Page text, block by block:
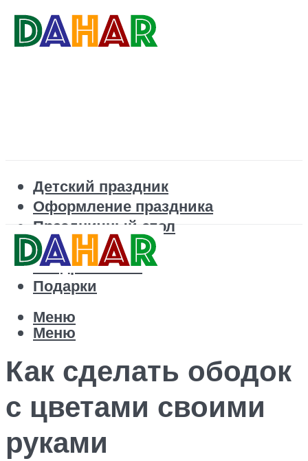
Детский праздник
Оформление праздника
Праздничный стол
Корпоратив
Поздравления
Подарки
Меню
Меню
Как сделать ободок
с цветами своими
руками